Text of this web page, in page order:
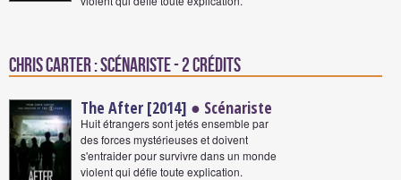
Chris Carter : Scénariste - 2 crédits
The After [2014] ● Scénariste
Huit étrangers sont jetés ensemble par
des forces mystérieuses et doivent
s'entraider pour survivre dans un monde
violent qui défie toute explication.